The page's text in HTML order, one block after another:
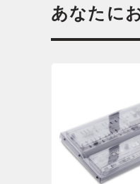
あなたに